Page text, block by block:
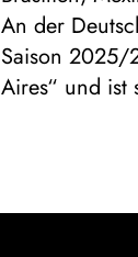
An der
Saison 2025/
Aires“ und ist